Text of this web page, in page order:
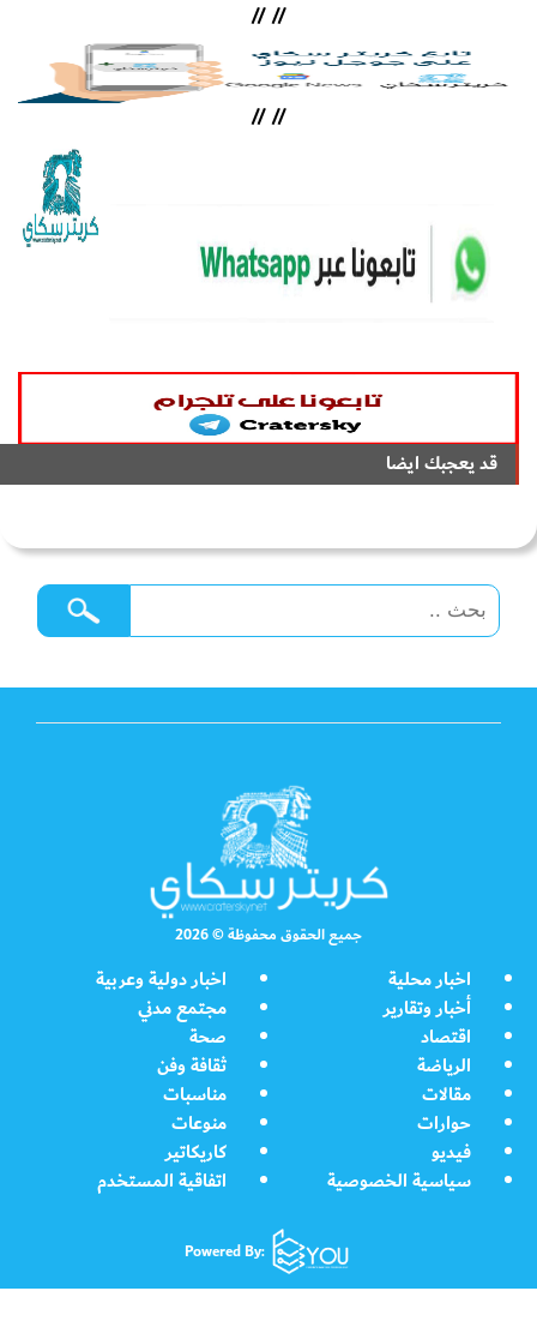
//
//
//
//
قد يعجبك ايضا
جميع الحقوق محفوظة © 2026
اخبار محلية
اخبار دولية وعربية
أخبار وتقارير
مجتمع مدني
اقتصاد
صحة
الرياضة
ثقافة وفن
مقالات
مناسبات
حوارات
منوعات
فيديو
كاريكاتير
سياسية الخصوصية
اتفاقية المستخدم
Powered By: